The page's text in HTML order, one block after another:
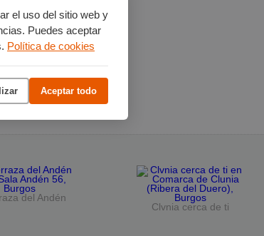
el uso del sitio web y
Puedes aceptar
Política de cookies
Aceptar todo
del Andén
Clvnia cerca de ti